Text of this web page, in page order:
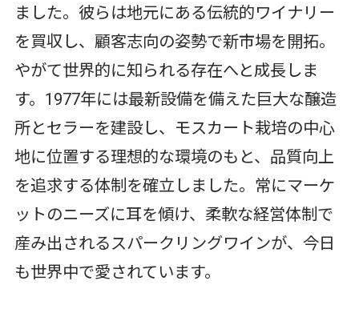
ました。彼らは地元にある伝統的ワイナリー
を買収し、顧客志向の姿勢で新市場を開拓。
やがて世界的に知られる存在へと成長しま
す。1977年には最新設備を備えた巨大な醸造
所とセラーを建設し、モスカート栽培の中心
地に位置する理想的な環境のもと、品質向上
を追求する体制を確立しました。常にマーケ
ットのニーズに耳を傾け、柔軟な経営体制で
産み出されるスパークリングワインが、今日
も世界中で愛されています。